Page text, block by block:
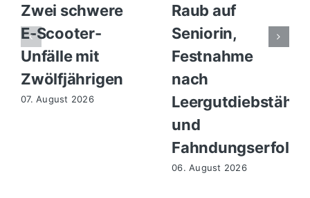
Zwei schwere
E-Scooter-
Unfälle mit
Zwölfjährigen
07. August 2026
Raub auf
Seniorin,
Festnahme
nach
und
Fahndungserfolg
06. August 2026